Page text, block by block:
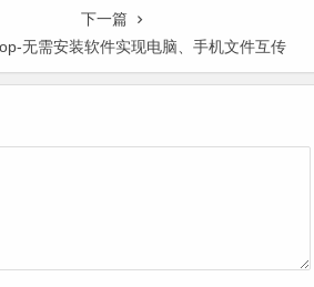
下一篇
无需安装软件实现电脑、手机文件互传